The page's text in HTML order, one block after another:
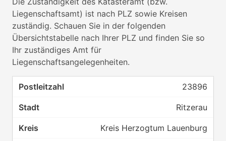
Liegenschaftsamt) ist nach PLZ sowie Kreisen
zuständig. Schauen Sie in der folgenden
Übersichtstabelle nach Ihrer PLZ und finden Sie so
Ihr zuständiges Amt für
Liegenschaftsangelegenheiten.
23896
Ritzerau
Kreis Herzogtum Lauenburg